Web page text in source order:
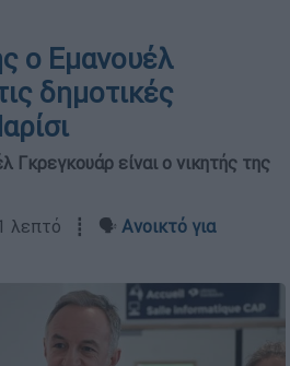
ο Εμανουέλ
δημοτικές
Γκρεγκουάρ είναι ο νικητής της
1 λεπτό ┋ 🗣️ Ανοικτό για